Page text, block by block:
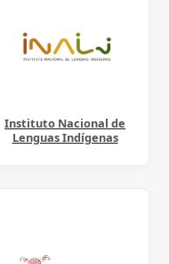
Instituto Nacional de
Lenguas Indígenas